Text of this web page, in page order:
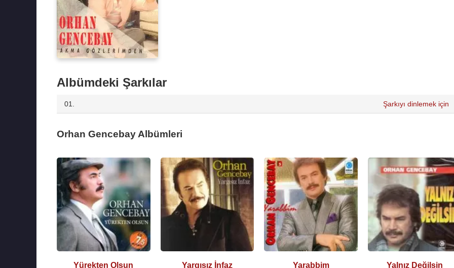
Albümdeki Şarkılar
01. Şarkıyı dinlemek için
Orhan Gencebay Albümleri
Yürekten Olsun Yargısız İnfaz Yarabbim Yalnız Değilsin